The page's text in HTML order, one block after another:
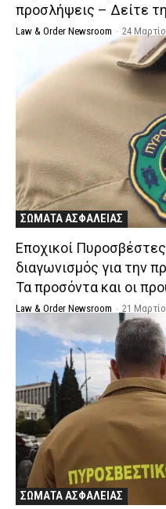
προσλήψεις – Δείτε
Law & Order Newsroom - 24
ΣΩΜΑΤΑ ΑΣΦΑΛΕΙΑΣ
Εποχικοί
διαγωνισμός για την
Τα προσόντα και οι
Law & Order Newsroom - 21
ΣΩΜΑΤΑ ΑΣΦΑΛΕΙΑΣ